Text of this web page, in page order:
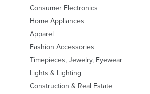
Consumer Electronics
Home Appliances
Apparel
Fashion Accessories
Timepieces, Jewelry, Eyewear
Lights & Lighting
Construction & Real Estate